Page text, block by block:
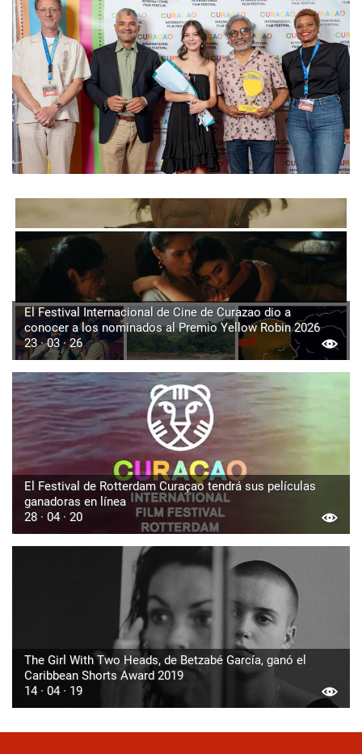
El Festival Internacional de Cine de Curazao dio a
conocer a los nominados al Premio Yellow Robin 2026
23 · 03 · 26
El Festival de Rotterdam Curaçao tendrá sus películas
ganadoras en línea
28 · 04 · 20
The Girl With Two Heads, de Betzabé García, ganó el
Caribbean Shorts Award 2019
14 · 04 · 19